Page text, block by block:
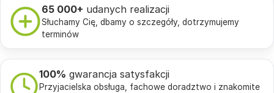
65 000+ udanych realizacji
Słuchamy Cię, dbamy o szczegóły, dotrzymujemy
terminów
100% gwarancja satysfakcji
Przyjacielska obsługa, fachowe doradztwo i znakomite